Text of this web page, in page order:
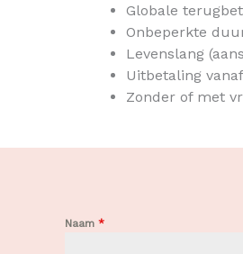
Globale
Onbeperkte
Levenslang
Uitbetaling
Zonder of met
Naam *